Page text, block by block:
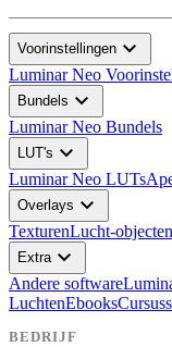
Voorinstellingen expand_more
Luminar Neo
Bundels expand_more
Luminar Neo Bundels
LUT's expand_more
Luminar Neo LUTs
Overlays expand_more
TexturenLucht-objecten
Extraexpand_more
Andere software
LuchtenEbooks
BEDRIJF